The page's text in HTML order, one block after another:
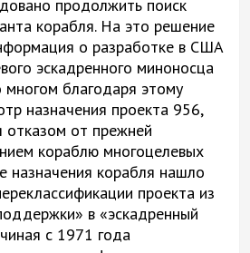
продолжить поиск
корабля. На это решение
о разработке в США
эскадренного миноносца
многом благодаря этому
назначения проекта 956,
от прежней
кораблю многоцелевых
назначения корабля нашло
проекта из
в «эскадренный
с 1971 года